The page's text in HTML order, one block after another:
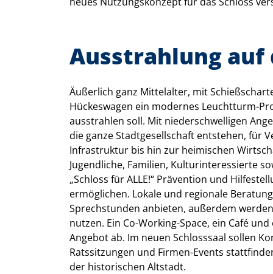
Ausstrahlung auf
Äußerlich ganz Mittelalter, mit
Hückeswagen ein modernes Leuchtturm-
ausstrahlen soll. Mit niederschwelligen
die ganze Stadtgesellschaft entstehen, für
Infrastruktur bis hin zur heimischen
Jugendliche, Familien, Kulturinteressierte
„Schloss für ALLE!“ Prävention und
ermöglichen. Lokale und regionale
Sprechstunden anbieten, außerdem
nutzen. Ein Co-Working-Space, ein Café
Angebot ab. Im neuen Schlosssaal sollen
Ratssitzungen und Firmen-Events
der historischen Altstadt.